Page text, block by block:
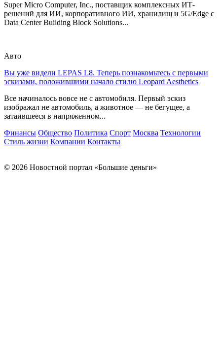
Super Micro Computer, Inc., поставщик комплексных ИТ-
решений для ИИ, корпоративного ИИ, хранилищ и 5G/Edge с
Data Center Building Block Solutions...
Авто
Вы уже видели LEPAS L8. Теперь познакомьтесь с первыми
эскизами, положившими начало стилю Leopard Aesthetics
Все начиналось вовсе не с автомобиля. Первый эскиз
изображал не автомобиль, а животное — не бегущее, а
затаившееся в напряженном...
Финансы Общество Политика Спорт Москва Технологии
Стиль жизни Компании Контакты
© 2026 Новостной портал «Большие деньги»